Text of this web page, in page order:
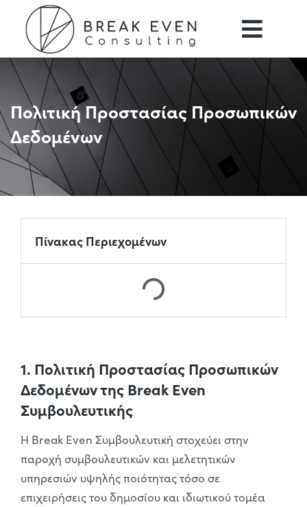
Πολιτική Προστασίας Προσωπικών
Δεδομένων
1. Πολιτική Προστασίας Προσωπικών
Δεδομένων της Break Even
Συμβουλευτικής
Η Break Even Συμβουλευτική στοχεύει στην
παροχή συμβουλευτικών και μελετητικών
υπηρεσιών υψηλής ποιότητας τόσο σε
επιχειρήσεις του δημοσίου και ιδιωτικού τομέα
Πίνακας Περιεχομένων